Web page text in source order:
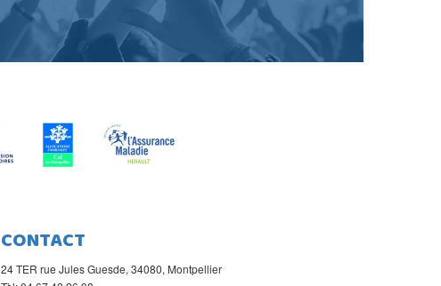
CONTACT
24 TER rue Jules Guesde, 34080, Montpellier